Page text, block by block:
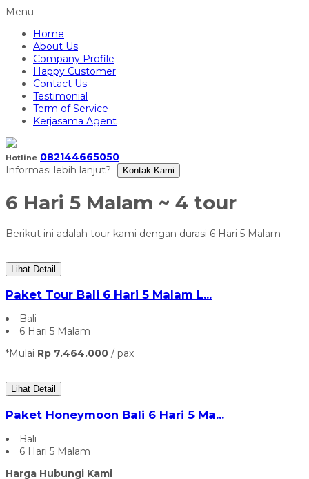
Menu
Home
About Us
Company Profile
Happy Customer
Contact Us
Testimonial
Term of Service
Kerjasama Agent
Hotline 082144665050
Informasi lebih lanjut?
Kontak Kami
6 Hari 5 Malam ~ 4 tour
Berikut ini adalah tour kami dengan durasi 6 Hari 5 Malam
Lihat Detail
Paket Tour Bali 6 Hari 5 Malam L...
Bali
6 Hari 5 Malam
*Mulai Rp 7.464.000 / pax
Lihat Detail
Paket Honeymoon Bali 6 Hari 5 Ma...
Bali
6 Hari 5 Malam
Harga Hubungi Kami